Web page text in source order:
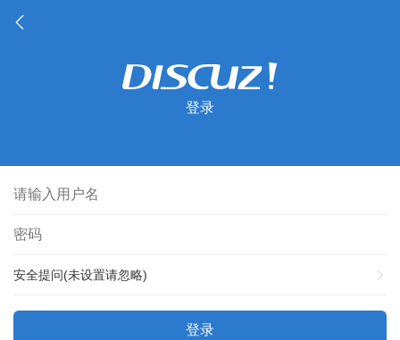
登录
安全提问(未设置请忽略)
登录